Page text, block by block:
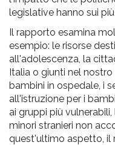
legislative hanno sui
Il rapporto esamina
esempio: le risorse
all'adolescenza, la
Italia o giunti nel nostro
bambini in ospedale, i
all'istruzione per i
ai gruppi più
minori stranieri non
quest'ultimo aspetto, il